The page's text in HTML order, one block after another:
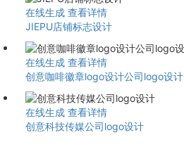
在线生成 查看详情
JIEPU店铺标志设计
在线生成 查看详情
创意咖啡徽章logo设计公司logo设计
在线生成 查看详情
创意科技传媒公司logo设计